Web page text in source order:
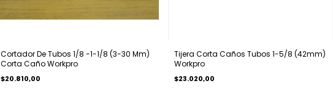
Cortador De Tubos 1/8 -1-1/8 (3-30 Mm)
Corta Caño Workpro
$20.810,00
Tijera Corta Caños Tubos 1-5/8 (42mm)
Workpro
$23.020,00